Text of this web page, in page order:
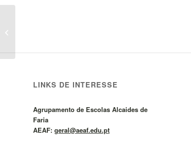
LINKS DE INTERESSE
Agrupamento de Escolas Alcaides de
Faria
AEAF: geral@aeaf.edu.pt